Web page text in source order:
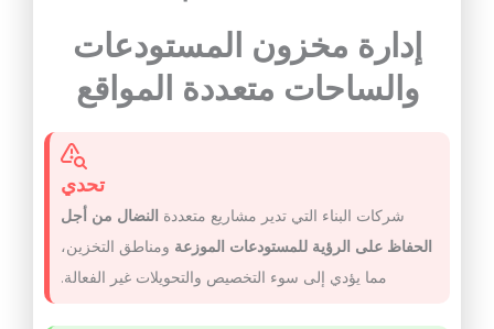
إدارة مخزون المستودعات
والساحات متعددة المواقع
تحدي
شركات البناء التي تدير مشاريع متعددة النضال من أجل
الحفاظ على الرؤية للمستودعات الموزعةومناطق التخزين،
مما يؤدي إلى سوء التخصيص والتحويلات غير الفعالة.